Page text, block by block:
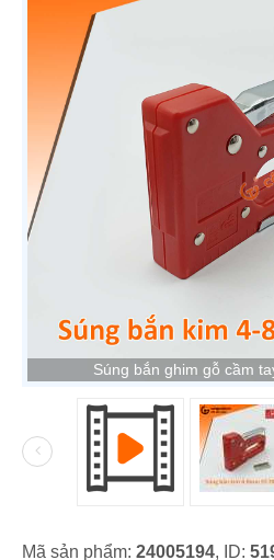
Súng bắn ghim gỗ cầm
Mã sản phẩm: 24005194, ID: